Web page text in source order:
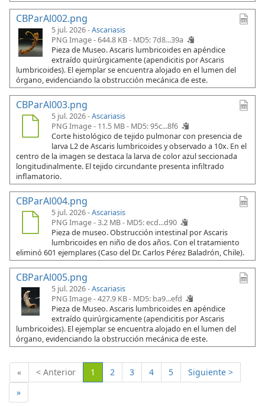
CBParAl002.png
5 jul. 2026 -Ascariasis
PNG Image - 644.8 KB - MD5: 7d8...39a
Pieza de Museo. Ascaris lumbricoides en apéndice
extraído quirúrgicamente (apendicitis por Ascaris
lumbricoides). El ejemplar se encuentra alojado en el lumen del
órgano, evidenciando la obstrucción mecánica de este.
CBParAl003.png
5 jul. 2026 -Ascariasis
PNG Image - 11.5 MB - MD5: 95c...8f6
Corte histológico de tejido pulmonar con presencia de
larva L2 de Ascaris lumbricoides y observado a 10x. En el
centro de la imagen se destaca la larva de color azul seccionada
longitudinalmente. El tejido circundante presenta infiltrado
inflamatorio.
CBParAl004.png
5 jul. 2026 -Ascariasis
PNG Image - 3.2 MB - MD5: ecd...d90
Pieza de museo. Obstrucción intestinal por Ascaris
lumbricoides en niño de dos años. Con el tratamiento
eliminó 601 ejemplares (Caso del Dr. Carlos Pérez Baladrón, Chile).
CBParAl005.png
5 jul. 2026 -Ascariasis
PNG Image - 427.9 KB - MD5: ba9...efd
Pieza de Museo. Ascaris lumbricoides en apéndice
extraído quirúrgicamente (apendicitis por Ascaris
lumbricoides). El ejemplar se encuentra alojado en el lumen del
órgano, evidenciando la obstrucción mecánica de este.
« < Anterior 1 (Actual)
2 3 4 5
Siguiente >
»